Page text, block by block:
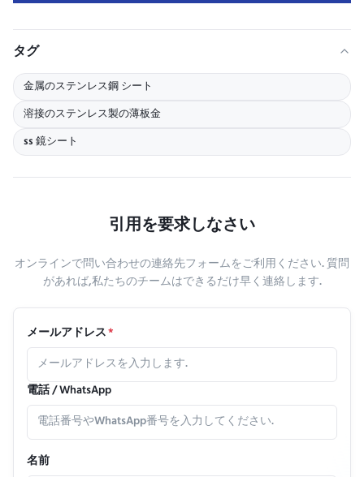
タグ
金属のステンレス鋼 シート
溶接のステンレス製の薄板金
ss 鏡シート
引用を要求しなさい
オンラインで問い合わせの連絡先フォームをご利用ください. 質問
があれば,私たちのチームはできるだけ早く連絡します.
メールアドレス*
電話 / WhatsApp
名前